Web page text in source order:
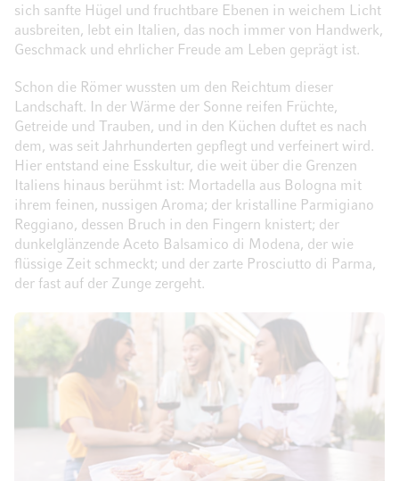
sich sanfte Hügel und fruchtbare Ebenen in weichem Licht
ausbreiten, lebt ein Italien, das noch immer von Handwerk,
Geschmack und ehrlicher Freude am Leben geprägt ist.
Schon die Römer wussten um den Reichtum dieser
Landschaft. In der Wärme der Sonne reifen Früchte,
Getreide und Trauben, und in den Küchen duftet es nach
dem, was seit Jahrhunderten gepflegt und verfeinert wird.
Hier entstand eine Esskultur, die weit über die Grenzen
Italiens hinaus berühmt ist: Mortadella aus Bologna mit
ihrem feinen, nussigen Aroma; der kristalline Parmigiano
Reggiano, dessen Bruch in den Fingern knistert; der
dunkelglänzende Aceto Balsamico di Modena, der wie
flüssige Zeit schmeckt; und der zarte Prosciutto di Parma,
der fast auf der Zunge zergeht.